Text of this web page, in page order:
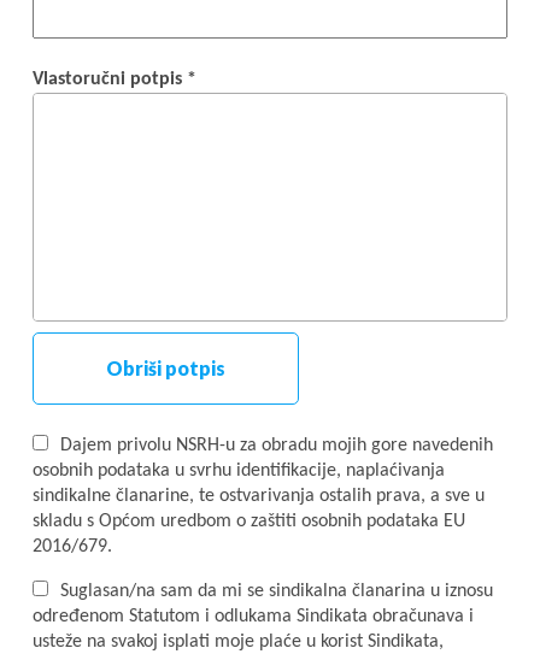
Vlastoručni potpis *
Obriši potpis
Dajem privolu NSRH-u za obradu mojih gore navedenih
osobnih podataka u svrhu identifikacije, naplaćivanja
sindikalne članarine, te ostvarivanja ostalih prava, a sve u
skladu s Općom uredbom o zaštiti osobnih podataka EU
2016/679.
Suglasan/na sam da mi se sindikalna članarina u iznosu
određenom Statutom i odlukama Sindikata obračunava i
usteže na svakoj isplati moje plaće u korist Sindikata,